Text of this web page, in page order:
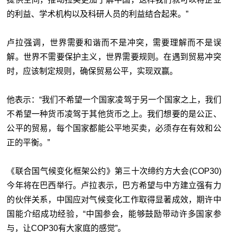
的利益、学术机构以及科研人员的利益结合起来。”
卢拉强调，世界需要和谐而不是冲突，需要理解而不是误
解。世界不需要保护主义，世界需要规则。在遇到贸易冲突
时，应该制定规则，确保贸易公平，实现双赢。
他表示：“我们不希望一个国家凌驾于另一个国家之上，我们
不希望一种货币凌驾于其他货币之上。我们想要的是公正、
公平的贸易，每个国家都能公平地买卖，必须存在有效和公
正的平衡。”
《联合国气候变化框架公约》第三十次缔约方大会(COP30)
今年将在巴西举行。卢拉表示，巴方希望与中方建立强有力
的伙伴关系，中国应对气候变化工作取得显著成效，期许中
国能介绍成功经验，“中国参会，能够鼓励带动许多国家参
与，让COP30有大家庭的感觉”。